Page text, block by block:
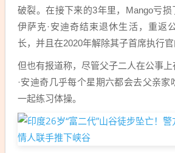
破裂。在接下来的3年里，Mango亏
伊萨克·安迪奇结束退休生活，重返
长，并且在2020年解除其子首席执行官
但也有报道称，尽管父子二人在公事
·安迪奇几乎每个星期六都会去父亲家
一起练习体操。